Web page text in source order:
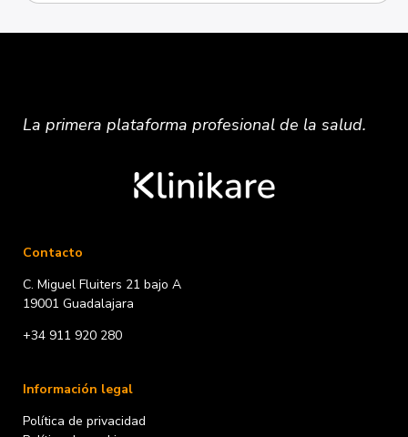
La primera plataformaprofesionalde la salud.
Contacto
C. Miguel Fluiters 21 bajo A
19001 Guadalajara
+34 911 920 280
Información legal
Política de privacidad